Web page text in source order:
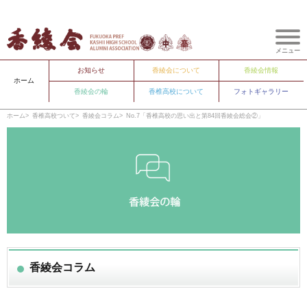
ホーム
お知らせ 香綾会について 香綾会情報
香綾会の輪 香椎高校について フォトギャラリー
メニュー
ホーム 香椎高校ついて 香綾会コラム No.7「香椎高校の思い出と第84回香綾会総会②」
香綾会コラム